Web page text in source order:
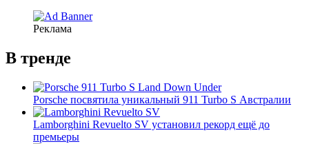
Реклама
В тренде
Porsche посвятила уникальный 911 Turbo S Австралии
Lamborghini Revuelto SV установил рекорд ещё до
премьеры